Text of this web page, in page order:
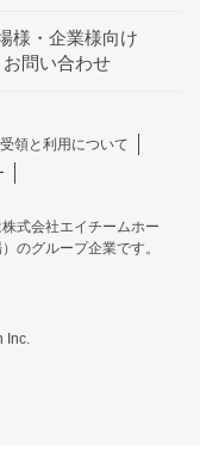
様・企業様向け
お問い合わせ
領と利用について
式会社エイチームホー
のグループ企業です。
Inc.